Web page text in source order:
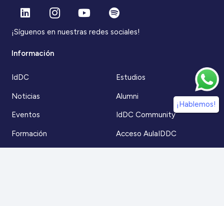
¡Síguenos en nuestras redes sociales!
Información
IdDC
Noticias
Eventos
Formación
Estudios
Alumni
IdDC Community
Acceso AulaIDDC
¡Hablemos!